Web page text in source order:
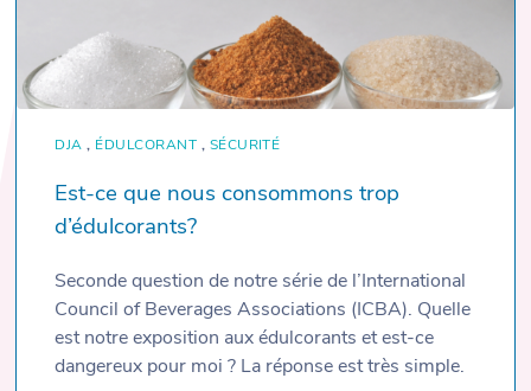
DJA , ÉDULCORANT , SÉCURITÉ
Est-ce que nous consommons trop
d’édulcorants?
Seconde question de notre série de l’International
Council of Beverages Associations (ICBA). Quelle
est notre exposition aux édulcorants et est-ce
dangereux pour moi ? La réponse est très simple.